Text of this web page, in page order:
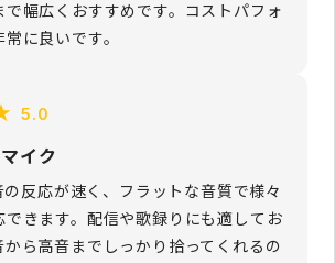
で幅広くおすすめです。コストパフォ
に良いです。
5.0
イク
反応が速く、フラットな音質で様々
できます。配信や歌録りにも適してお
から高音までしっかり拾ってくれるの